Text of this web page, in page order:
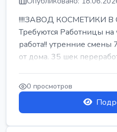
!!!!ЗАВОД КОСМЕТИКИ В
Требуются Работницы на
работа!! утренние
от дома. 35 шек
0 просмотров